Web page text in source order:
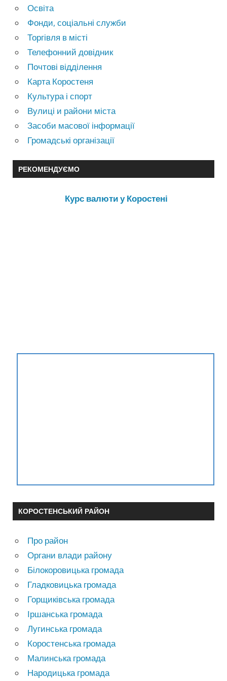
Освіта
Фонди, соціальні служби
Торгівля в місті
Телефонний довідник
Почтові відділення
Карта Коростеня
Культура і спорт
Вулиці и райони міста
Засоби масової інформації
Громадські організації
РЕКОМЕНДУЄМО
Курс валюти у Коростені
КОРОСТЕНСЬКИЙ РАЙОН
Про район
Органи влади району
Білокоровицька громада
Гладковицька громада
Горщиківська громада
Іршанська громада
Лугинська громада
Коростенська громада
Малинська громада
Народицька громада